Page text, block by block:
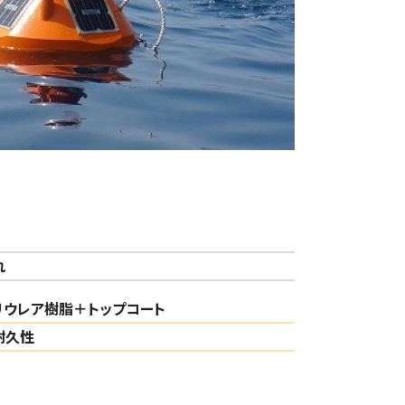
レア樹脂＋トップコート
久性